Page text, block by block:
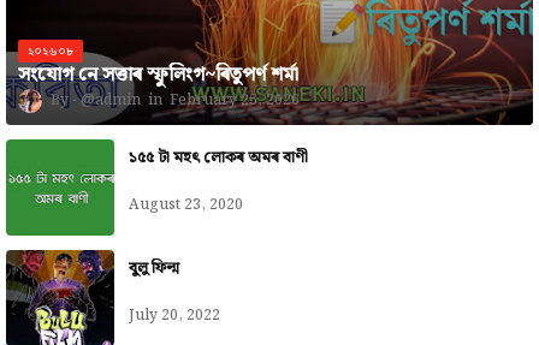
২০২৬০৮
সংযোগ নে সত্তাৰ স্ফুলিংগ~ৰিতুপৰ্ণ শৰ্মা
@admin February 25, 2026
১৫৫ টা মহৎ লোকৰ অমৰ বাণী
August 23, 2020
বুলু ফিল্ম
July 20, 2022